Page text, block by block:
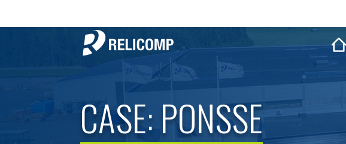
CASE: PONSSE